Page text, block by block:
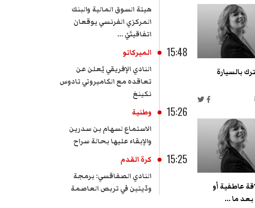
بالسيارة
عاطفية أو
ما ...
هيئة السوق المالية والبنك
المركزي الفرنسي يوقعان
اتفاقيتَيْ ...
15:48
الميركاتو
النادي الإفريقي يُعلن عن
تعاقده مع الكاميروني تادوس
نكينغ
15:26
وطنية
الاستماع لسهام بن سدرين
والإبقاء عليها بحالة سراح
15:25
كرة القدم
النادي الصفاقسي: برمجة
ودّيتين في تربص العاصمة